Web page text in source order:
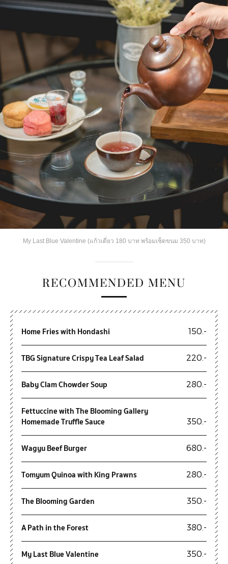
My Last Blue Valentine (แก้วเดี่ยว 180 บาท พร้อมเซ็ตขนม 350 บาท)
RECOMMENDED MENU
Home Fries with Hondashi 150.-
TBG Signature Crispy Tea Leaf Salad 220.-
Baby Clam Chowder Soup 280.-
Fettuccine with The Blooming Gallery
Homemade Truffle Sauce
350.-
Wagyu Beef Burger 680.-
Tomyum Quinoa with King Prawns 280.-
The Blooming Garden 350.-
A Path in the Forest 380.-
My Last Blue Valentine 350.-